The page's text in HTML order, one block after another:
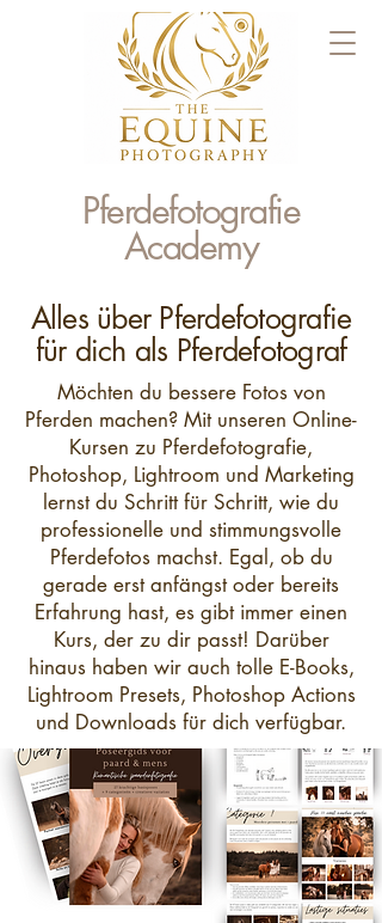
Pferdefotografie
Academy
Alles über Pferdefotografie
für dich als Pferdefotograf
Möchten du bessere Fotos von
Pferden machen? Mit unseren Online-
Kursen zu Pferdefotografie,
Photoshop, Lightroom und Marketing
lernst du Schritt für Schritt, wie du
professionelle und stimmungsvolle
Pferdefotos machst. Egal, ob du
gerade erst anfängst oder bereits
Erfahrung hast, es gibt immer einen
Kurs, der zu dir passt! Darüber
hinaus haben wir auch tolle E-Books,
Lightroom Presets, Photoshop Actions
und Downloads für dich verfügbar.